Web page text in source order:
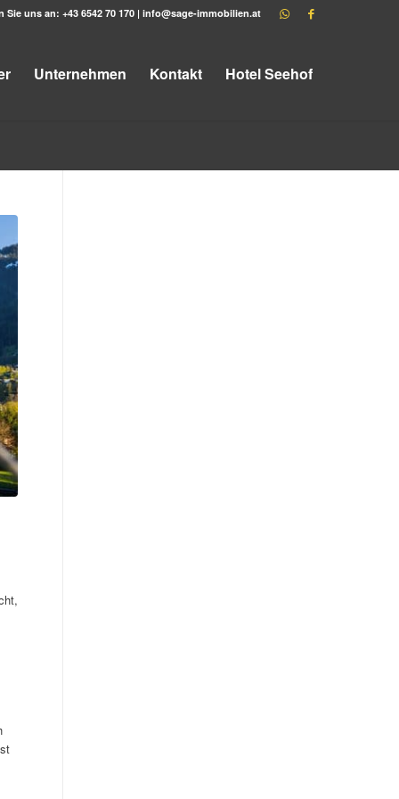
Sie uns an: +43 6542 70 170 | info@sage-immobilien.at
Unternehmen Kontakt Hotel Seehof